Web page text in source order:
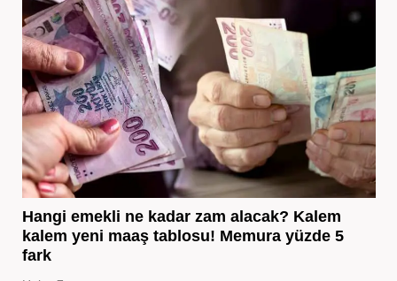
Hangi emekli ne kadar zam alacak? Kalem
kalem yeni maaş tablosu! Memura yüzde 5
fark